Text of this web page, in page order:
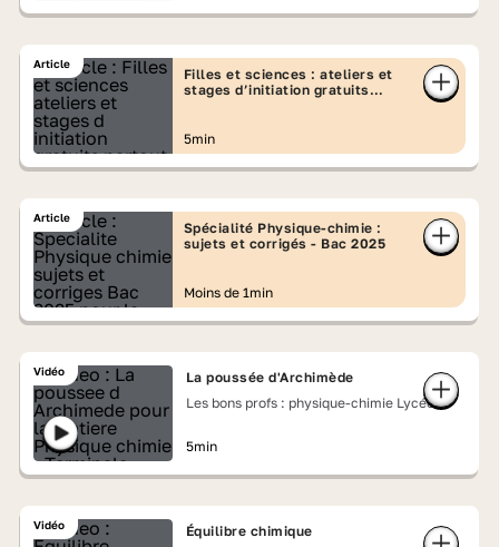
Article
Filles et sciences : ateliers et
stages d’initiation gratuits
5min
Article
Spécialité Physique-chimie :
sujets et corrigés - Bac 2025
Moins de 1min
Vidéo
La poussée d'Archimède
Les bons profs : physique-chimie Lycée
5min
Vidéo
Équilibre chimique